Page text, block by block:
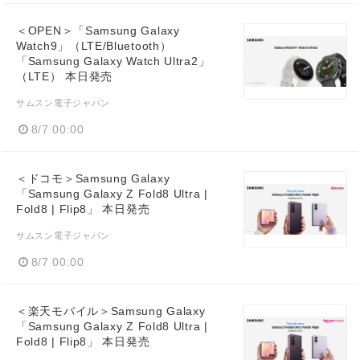
＜OPEN＞「Samsung Galaxy
Watch9」（LTE/Bluetooth）
「Samsung Galaxy Watch Ultra2」
（LTE） 本日発売
サムスン電子ジャパン
8/7 00:00
＜ドコモ＞Samsung Galaxy
「Samsung Galaxy Z Fold8 Ultra |
Fold8 | Flip8」 本日発売
サムスン電子ジャパン
8/7 00:00
＜楽天モバイル＞Samsung Galaxy
「Samsung Galaxy Z Fold8 Ultra |
Fold8 | Flip8」 本日発売